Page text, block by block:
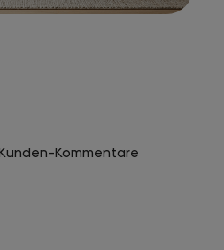
Kommentare